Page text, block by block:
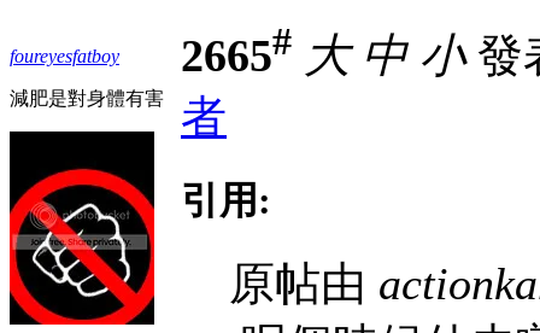
foureyesfatboy
減肥是對身體有害
2665# 大 中 小發
者
引用:
原帖由